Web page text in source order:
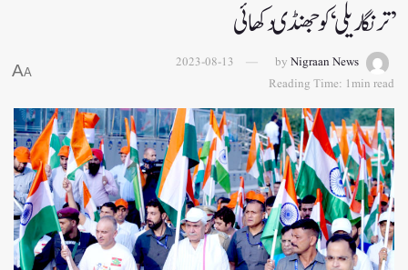
’ترنگا ریلی‘ کو جھنڈی دکھائی
by Nigraan News
2023-08-13
Reading Time: 1min read
A
A